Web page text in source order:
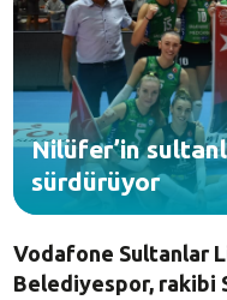
Nilüfer’in
sürdürüyor
Vodafone Sultanlar
Belediyespor, rakibi